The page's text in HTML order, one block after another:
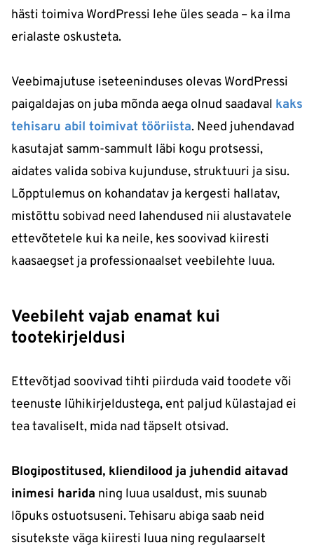
hästi toimiva WordPressi lehe üles seada – ka ilma
erialaste oskusteta.
Veebimajutuse iseteeninduses olevas WordPressi
paigaldajas on juba mõnda aega olnud saadaval kaks
tehisaru abil toimivat tööriista. Need juhendavad
kasutajat samm-sammult läbi kogu protsessi,
aidates valida sobiva kujunduse, struktuuri ja sisu.
Lõpptulemus on kohandatav ja kergesti hallatav,
mistõttu sobivad need lahendused nii alustavatele
ettevõtetele kui ka neile, kes soovivad kiiresti
kaasaegset ja professionaalset veebilehte luua.
Veebileht vajab enamat kui
tootekirjeldusi
Ettevõtjad soovivad tihti piirduda vaid toodete või
teenuste lühikirjeldustega, ent paljud külastajad ei
tea tavaliselt, mida nad täpselt otsivad.
Blogipostitused, kliendilood ja juhendid aitavad
inimesi harida ning luua usaldust, mis suunab
lõpuks ostuotsuseni. Tehisaru abiga saab neid
sisutekste väga kiiresti luua ning regulaarselt